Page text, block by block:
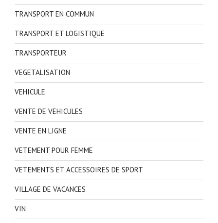
TRANSPORT EN COMMUN
TRANSPORT ET LOGISTIQUE
TRANSPORTEUR
VEGETALISATION
VEHICULE
VENTE DE VEHICULES
VENTE EN LIGNE
VETEMENT POUR FEMME
VETEMENTS ET ACCESSOIRES DE SPORT
VILLAGE DE VACANCES
VIN